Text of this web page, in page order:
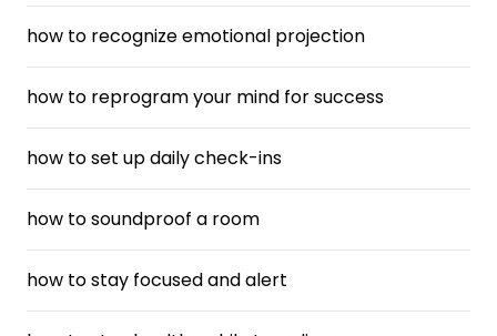
how to recognize emotional projection
how to reprogram your mind for success
how to set up daily check-ins
how to soundproof a room
how to stay focused and alert